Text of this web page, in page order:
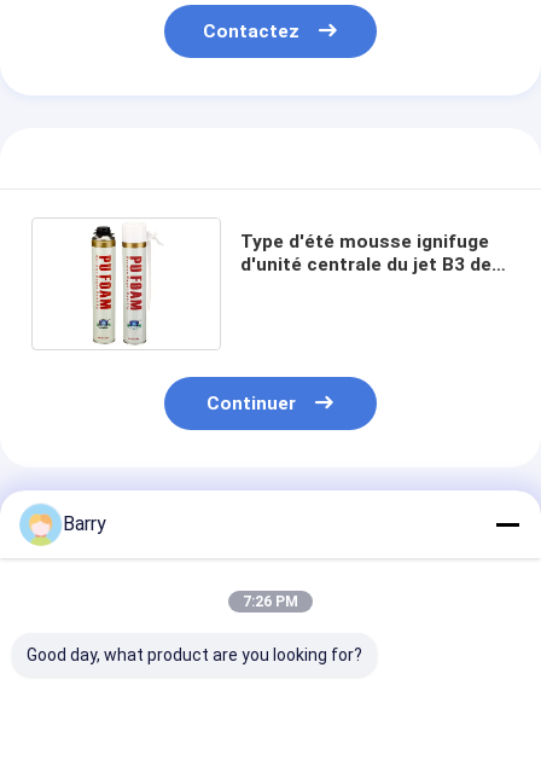
Contactez
Type d'été mousse ignifuge
d'unité centrale du jet B3 de
Continuer
Produits Recommandés
Barry
7:26 PM
Good day, what product are you looking for?